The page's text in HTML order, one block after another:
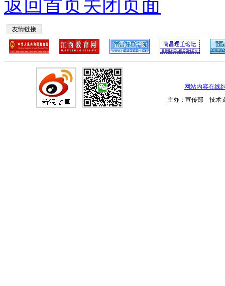
返回首页 关闭页面
友情链接
网站内容在线
主办：宣传部 技术